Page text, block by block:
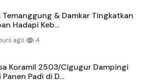
Temanggung & Damkar Tingkatkan
Hadapi Keb...
ago 4
Koramil 2503/Cigugur Dampingi
Padi di D...